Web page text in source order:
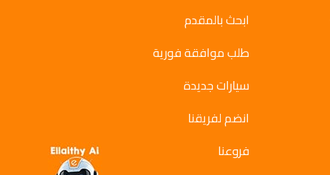
ابحث بالمقدم
طلب موافقة فورية
سيارات جديدة
انضم لفريقنا
فروعنا